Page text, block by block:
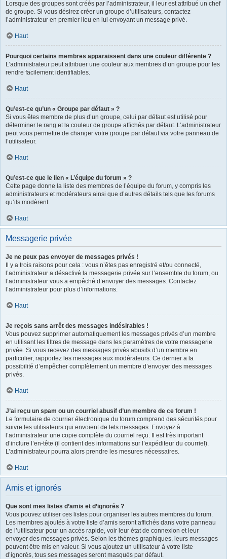
Lorsque des groupes sont créés par l’administrateur, il leur est attribué un chef
de groupe. Si vous désirez créer un groupe d’utilisateurs, contactez
l’administrateur en premier lieu en lui envoyant un message privé.
Haut
Pourquoi certains membres apparaissent dans une couleur différente ?
L’administrateur peut attribuer une couleur aux membres d’un groupe pour les
rendre facilement identifiables.
Haut
Qu’est-ce qu’un « Groupe par défaut » ?
Si vous êtes membre de plus d’un groupe, celui par défaut est utilisé pour
déterminer le rang et la couleur de groupe affichés par défaut. L’administrateur
peut vous permettre de changer votre groupe par défaut via votre panneau de
l’utilisateur.
Haut
Qu’est-ce que le lien « L’équipe du forum » ?
Cette page donne la liste des membres de l’équipe du forum, y compris les
administrateurs et modérateurs ainsi que d’autres détails tels que les forums
qu’ils modèrent.
Haut
Messagerie privée
Je ne peux pas envoyer de messages privés !
Il y a trois raisons pour cela : vous n’êtes pas enregistré et/ou connecté,
l’administrateur a désactivé la messagerie privée sur l’ensemble du forum, ou
l’administrateur vous a empêché d’envoyer des messages. Contactez
l’administrateur pour plus d’informations.
Haut
Je reçois sans arrêt des messages indésirables !
Vous pouvez supprimer automatiquement les messages privés d’un membre
en utilisant les filtres de message dans les paramètres de votre messagerie
privée. Si vous recevez des messages privés abusifs d’un membre en
particulier, rapportez les messages aux modérateurs. Ce dernier a la
possibilité d’empêcher complètement un membre d’envoyer des messages
privés.
Haut
J’ai reçu un spam ou un courriel abusif d’un membre de ce forum !
Le formulaire de courrier électronique du forum comprend des sécurités pour
suivre les utilisateurs qui envoient de tels messages. Envoyez à
l’administrateur une copie complète du courriel reçu. Il est très important
d’inclure l’en-tête (il contient des informations sur l’expéditeur du courriel).
L’administrateur pourra alors prendre les mesures nécessaires.
Haut
Amis et ignorés
Que sont mes listes d’amis et d’ignorés ?
Vous pouvez utiliser ces listes pour organiser les autres membres du forum.
Les membres ajoutés à votre liste d’amis seront affichés dans votre panneau
de l’utilisateur pour un accès rapide, voir leur état de connexion et leur
envoyer des messages privés. Selon les thèmes graphiques, leurs messages
peuvent être mis en valeur. Si vous ajoutez un utilisateur à votre liste
d’ignorés, tous ses messages seront masqués par défaut.